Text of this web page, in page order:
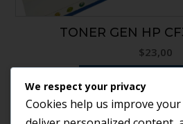
TONER GEN HP
$23,00
AÑADIR AL
We respect your privacy
Cookies help us improve